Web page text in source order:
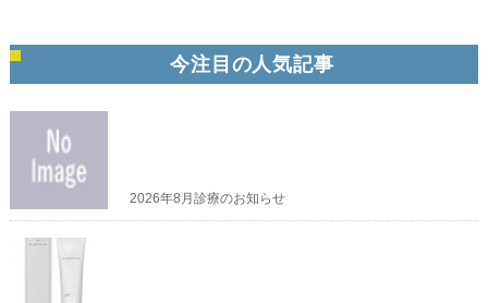
今注目の人気記事
2026年8月診療のお知らせ